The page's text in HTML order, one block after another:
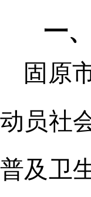
一、
固原
动员社
普及卫